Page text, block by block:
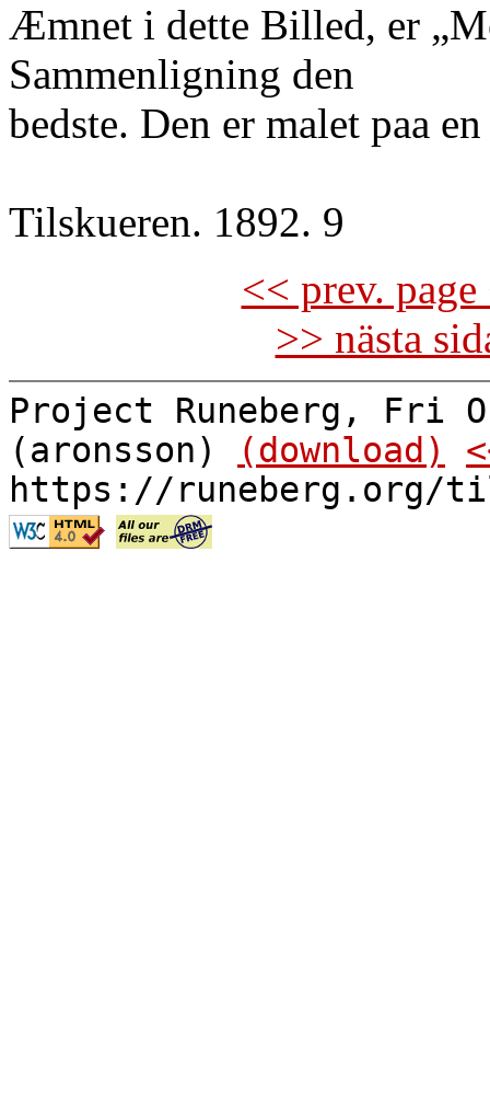
Æmnet i dette Billed, er
Sammenligning den
bedste. Den er malet paa
Tilskueren. 1892. 9
<< prev.
>> nästa
Project Runeberg, Fri
(aronsson)
(download)
https://runeberg.org/